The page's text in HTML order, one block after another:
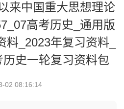
来中国重大思想理论
高考历史_通用版
料_2023年复习资料_
史一轮复习资料包
02 08:16:14